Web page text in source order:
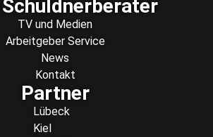
Schuldnerberater
TV und Medien
Arbeitgeber Service
News
Kontakt
Partner
Lübeck
Kiel